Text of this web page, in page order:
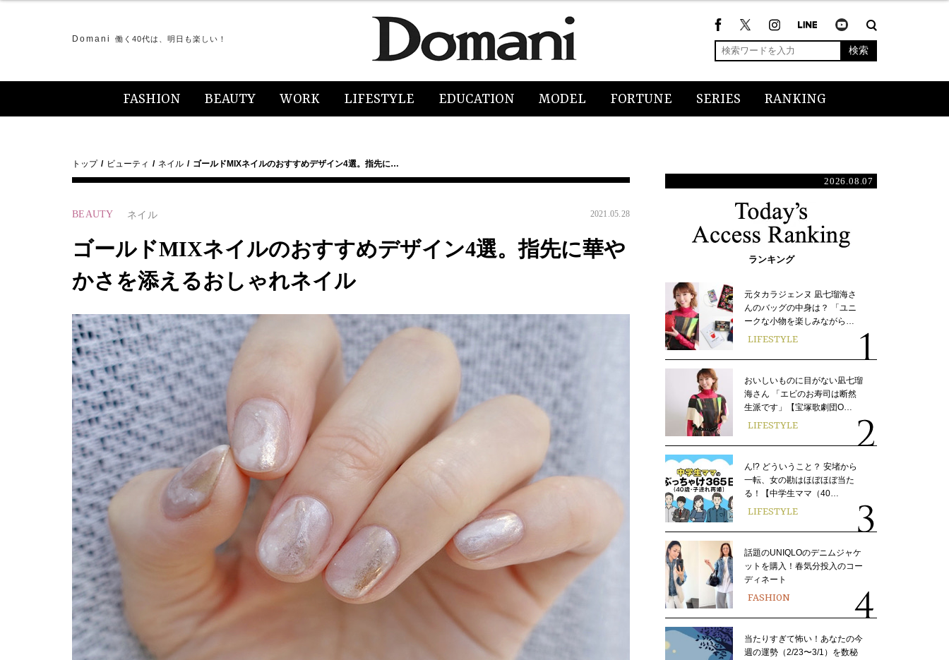
Domani 働く40代は、明日も楽しい！
検索
FASHION BEAUTY WORK LIFESTYLE EDUCATION MODEL FORTUNE SERIES RANKING
トップ ビューティ ネイル ゴールドMIXネイルのおすすめデザイン4選。指先に…
BEAUTY ネイル 2021.05.28
ゴールドMIXネイルのおすすめデザイン4選。指先に華や
かさを添えるおしゃれネイル
2026.08.07
ランキング
元タカラジェンヌ 凪七瑠海さ
んのバッグの中身は？ 「ユニ
ークな小物を楽しみながら…
LIFESTYLE
おいしいものに目がない凪七瑠
海さん 「エビのお寿司は断然
生派です」【宝塚歌劇団O…
LIFESTYLE
ん!? どういうこと？ 安堵から
一転、女の勘はほぼほぼ当た
る！【中学生ママ（40…
LIFESTYLE
話題のUNIQLOのデニムジャケ
ットを購入！春気分投入のコー
ディネート
FASHION
当たりすぎて怖い！あなたの今
週の運勢（2/23〜3/1）を数秘